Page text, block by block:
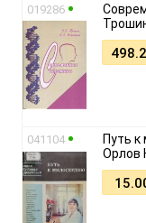
019286
041104
Путь
Орлов